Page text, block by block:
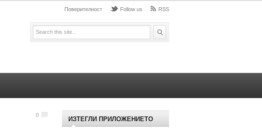
Поверителност Follow us RSS
0 ИЗТЕГЛИ ПРИЛОЖЕНИЕТО